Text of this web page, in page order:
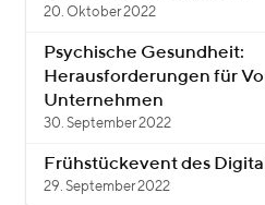
20. Oktober 2022
30. September 2022
Psychische Gesundheit:
Herausforderungen für
Unternehmen
29. September 2022
Frühstückevent des